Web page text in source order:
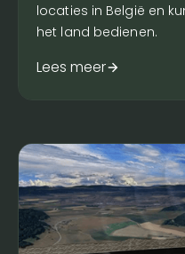
locaties in België en
het land bedienen.
Lees meer